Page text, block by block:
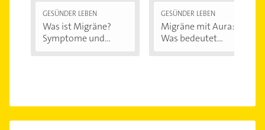
GESÜNDER LEBEN
Was ist Migräne?
Symptome und...
GESÜNDER LEBEN
Migräne mit Aura:
Was bedeutet...